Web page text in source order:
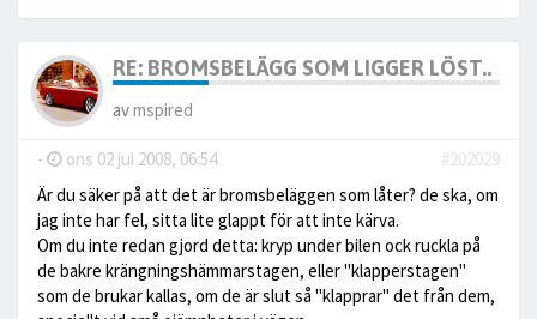
RE: BROMSBELÄGG SOM LIGGER LÖST..
avmspired
- ons 02 jul 2008, 06:54
#202029
Är du säker på att det är bromsbeläggen som låter? de ska, om
jag inte har fel, sitta lite glappt för att inte kärva.
Om du inte redan gjord detta: kryp under bilen ock ruckla på
de bakre krängningshämmarstagen, eller "klapperstagen"
som de brukar kallas, om de är slut så "klapprar" det från dem,